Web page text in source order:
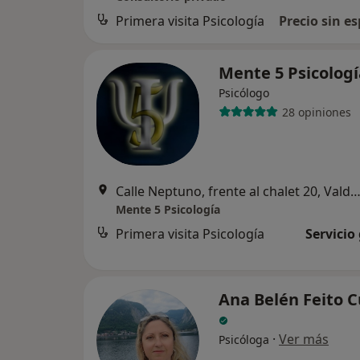
Primera visita Psicología Precio sin
Mente 5
Psicólogo
28 opiniones
Calle Neptuno, frente al chalet 20, Valdemoro
Mente 5 Psicología
Primera visita Psicología
Ana Belén Feito
Psicóloga · Ver más